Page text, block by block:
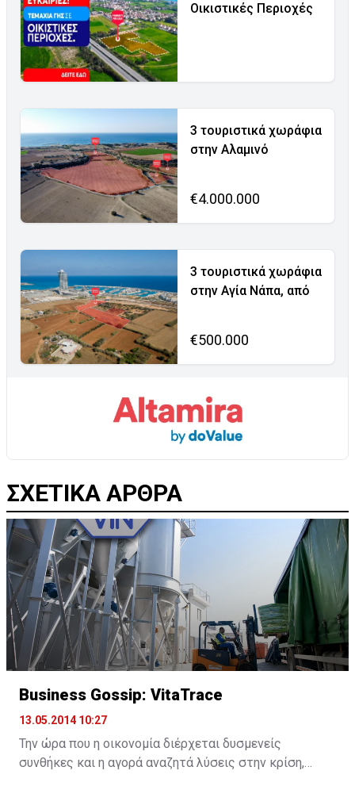
Οικιστικές Περιοχές
3 τουριστικά χωράφια
στην Αλαμινό
€4.000.000
3 τουριστικά χωράφια
στην Αγία Νάπα, από
€500.000
ΣΧΕΤΙΚΑ ΑΡΘΡΑ
Business Gossip: VitaTrace
13.05.2014 10:27
Την ώρα που η οικονομία διέρχεται δυσμενείς
συνθήκες και η αγορά αναζητά λύσεις στην κρίση,